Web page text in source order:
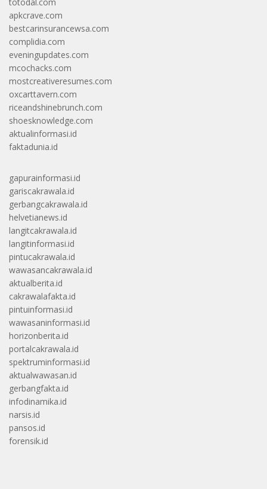
apkcrave.com
bestcarinsurancewsa.com
complidia.com
eveningupdates.com
mcochacks.com
mostcreativeresumes.com
oxcarttavern.com
riceandshinebrunch.com
shoesknowledge.com
aktualinformasi.id
faktadunia.id
gapurainformasi.id
gariscakrawala.id
gerbangcakrawala.id
helvetianews.id
langitcakrawala.id
langitinformasi.id
pintucakrawala.id
wawasancakrawala.id
aktualberita.id
cakrawalafakta.id
pintuinformasi.id
wawasaninformasi.id
horizonberita.id
portalcakrawala.id
spektruminformasi.id
aktualwawasan.id
gerbangfakta.id
infodinamika.id
narsis.id
pansos.id
forensik.id